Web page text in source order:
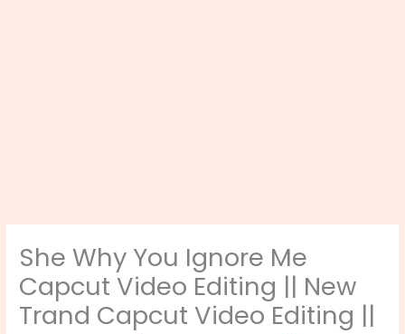
She Why You Ignore Me
Capcut Video Editing || New
Trand Capcut Video Editing ||